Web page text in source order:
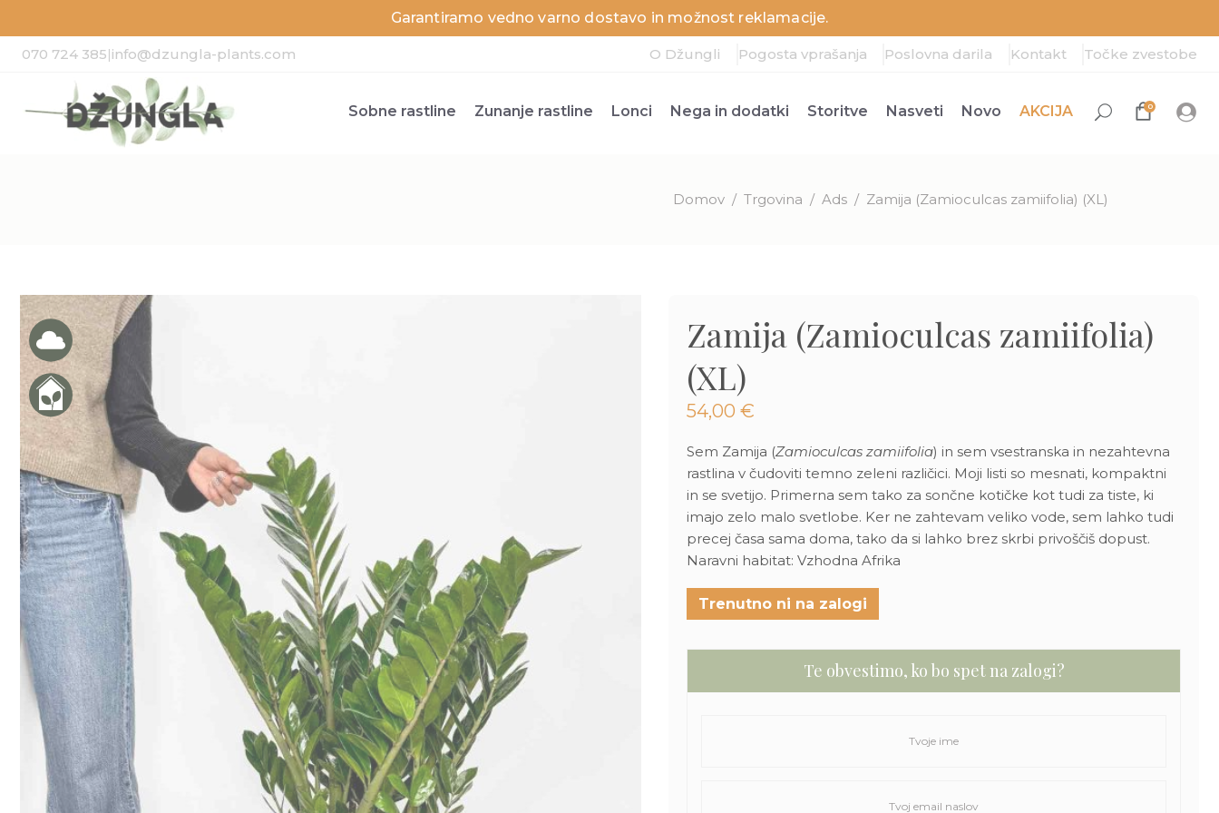
Garantiramo vedno varno dostavo in možnost reklamacije.
070 724 385|info@dzungla-plants.com O Džungli Pogosta vprašanja Poslovna darila Kontakt Točke zvestobe
Sobne rastline Zunanje rastline Lonci Nega in dodatki Storitve Nasveti Novo AKCIJA 0
Domov / Trgovina / Ads / Zamija (Zamioculcas zamiifolia) (XL)
Zamija (Zamioculcas zamiifolia)
(XL)
54,00 €
Sem Zamija (Zamioculcas zamiifolia) in sem vsestranska in nezahtevna
rastlina v čudoviti temno zeleni različici. Moji listi so mesnati, kompaktni
in se svetijo. Primerna sem tako za sončne kotičke kot tudi za tiste, ki
imajo zelo malo svetlobe. Ker ne zahtevam veliko vode, sem lahko tudi
precej časa sama doma, tako da si lahko brez skrbi privoščiš dopust.
Naravni habitat: Vzhodna Afrika
Trenutno ni na zalogi
Te obvestimo, ko bo spet na zalogi?